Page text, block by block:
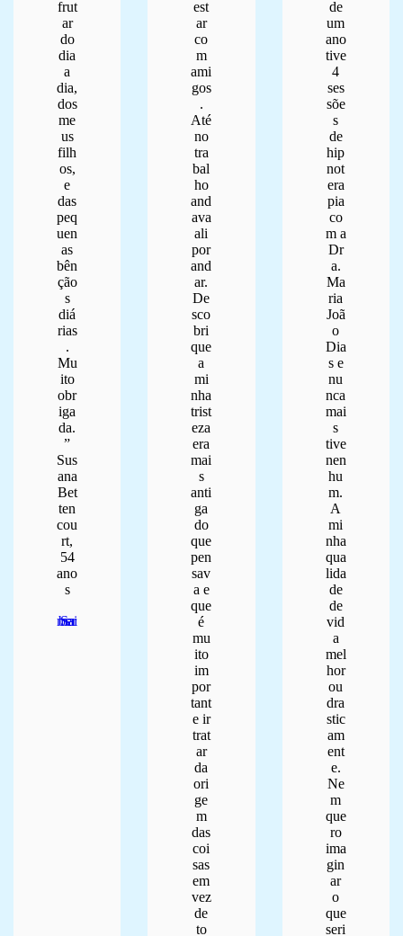
frut
ar
do
dia
a
dia,
dos
me
us
filh
os,
e
das
peq
uen
as
bên
ção
s
diá
rias
.
Mu
ito
obr
iga
da.
”
Sus
ana
Bet
ten
cou
rt,
54
ano
s
Saber mais
est
ar
co
m
ami
gos
.
Até
no
tra
bal
ho
and
ava
ali
por
and
ar.
De
sco
bri
que
a
mi
nha
trist
eza
era
mai
s
anti
ga
do
que
pen
sav
a e
que
é
mu
ito
im
por
tant
e ir
trat
ar
da
ori
ge
m
das
coi
sas
em
vez
de
to
de
um
ano
tive
4
ses
sõe
s
de
hip
not
era
pia
co
m a
Dr
a.
Ma
ria
Joã
o
Dia
s e
nu
nca
mai
s
tive
nen
hu
m.
A
mi
nha
qua
lida
de
de
vid
a
mel
hor
ou
dra
stic
am
ent
e.
Ne
m
que
ro
ima
gin
ar
o
que
seri